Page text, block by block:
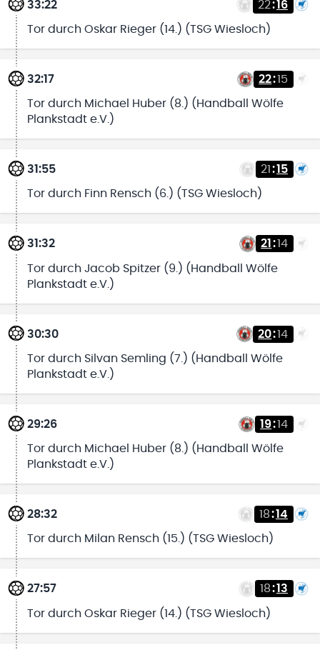
33:22 22:16
Tor durch Oskar Rieger (14.) (TSG Wiesloch)
32:17 22:15
Tor durch Michael Huber (8.) (Handball Wölfe
Plankstadt e.V.)
31:55 21 :15
Tor durch Finn Rensch (6.) (TSG Wiesloch)
31:32 21 :14
Tor durch Jacob Spitzer (9.) (Handball Wölfe
Plankstadt e.V.)
30:30 20:14
Tor durch Silvan Semling (7.) (Handball Wölfe
Plankstadt e.V.)
29:26 19:14
Tor durch Michael Huber (8.) (Handball Wölfe
Plankstadt e.V.)
28:32 18:14
Tor durch Milan Rensch (15.) (TSG Wiesloch)
27:57 18:13
Tor durch Oskar Rieger (14.) (TSG Wiesloch)